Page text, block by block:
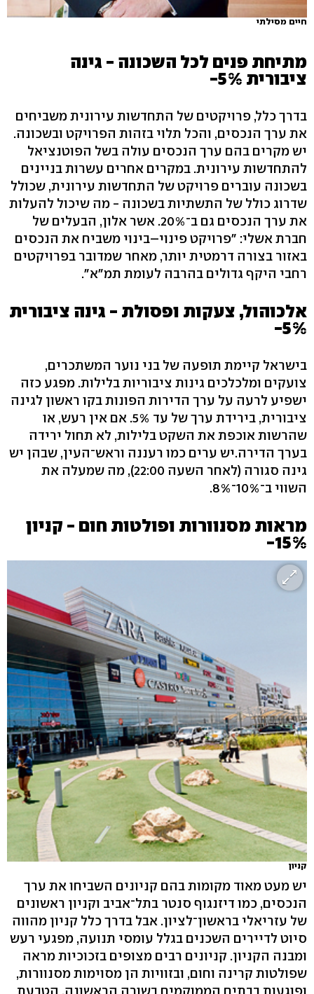
חיים מסילתי
מתיחת פנים לכל השכונה - גינה
ציבורית 5%-
בדרך כלל, פרויקטים של התחדשות עירונית משביחים
את ערך הנכסים, והכל תלוי בזהות הפרויקט ובשכונה.
יש מקרים בהם ערך הנכסים עולה בשל הפוטנציאל
להתחדשות עירונית. במקרים אחרים עשרות בניינים
בשכונה עוברים פרויקט של התחדשות עירונית, שכולל
שדרוג כולל של התשתיות בשכונה - מה שיכול להעלות
את ערך הנכסים גם ב־20%. אשר אלון, הבעלים של
חברת אשלי: "פרויקט פינוי–בינוי משביח את הנכסים
באזור בצורה דרמטית יותר, מאחר שמדובר בפרויקטים
רחבי היקף גדולים בהרבה לעומת תמ"א".
אלכוהול, צעקות ופסולת - גינה ציבורית
5%-
בישראל קיימת תופעה של בני נוער המשתכרים,
צועקים ומלכלכים גינות ציבוריות בלילות. מפגע כזה
ישפיע לרעה על ערך הדירות הפונות בקו ראשון לגינה
ציבורית, בירידת ערך של עד 5%. אם אין רעש, או
שהרשות אוכפת את השקט בלילות, לא תחול ירידה
בערך הדירה.יש ערים כמו רעננה וראש־העין, שבהן יש
גינה סגורה (לאחר השעה 22:00), מה שמעלה את
השווי ב־10%־8%.
מראות מסנוורות ופולטות חום - קניון
15%-
קניון
יש מעט מאוד מקומות בהם קניונים השביחו את ערך
הנכסים, כמו דיזנגוף סנטר בתל־אביב וקניון ראשונים
של עזריאלי בראשון־לציון. אבל בדרך כלל קניון מהווה
סיוט לדיירים השכנים בגלל עומסי תנועה, מפגעי רעש
ומבנה הקניון. קניונים רבים מצופים בזכוכיות מראה
שפולטות קרינה וחום, ובזוויות הן מסוימות מסנוורות,
ופוגעות בבתים הממוקמים בשורה הראשונה. הטבעת